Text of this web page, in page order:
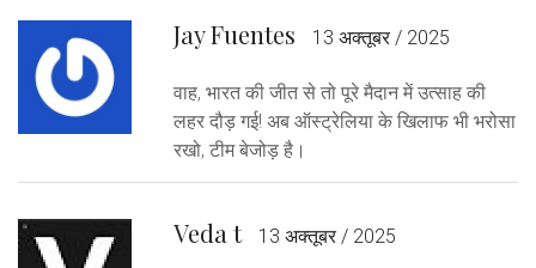
Jay Fuentes 13 अक्तूबर / 2025
वाह, भारत की जीत से तो पूरे मैदान में उत्साह की
लहर दौड़ गई! अब ऑस्ट्रेलिया के खिलाफ भी भरोसा
रखो, टीम बेजोड़ है।
Veda t 13 अक्तूबर / 2025